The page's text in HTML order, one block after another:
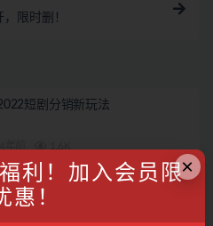
限时删！
短剧分销新玩法
攻略，每天变现500-1000！玩法
选品+操作思路！
×
利！加入会员限
惠！